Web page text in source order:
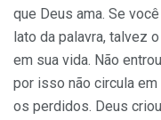
que Deus ama. Se
lato da palavra, talvez
em sua vida. Não
por isso não circula
os perdidos. Deus